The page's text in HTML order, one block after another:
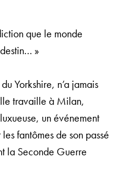
que le monde
»
Yorkshire, n’a jamais
travaille à Milan,
un événement
fantômes de son passé
la Seconde Guerre